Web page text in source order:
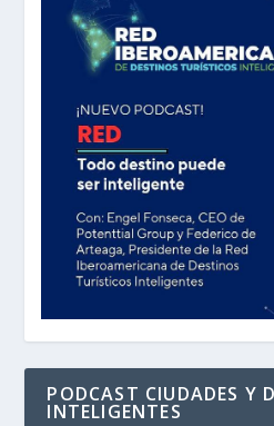
PODCAST CIUDADES Y
INTELIGENTES